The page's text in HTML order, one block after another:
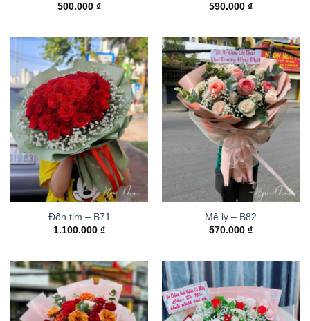
500.000 ₫
590.000 ₫
Đốn tim – B71
1.100.000 ₫
Mê ly – B82
570.000 ₫